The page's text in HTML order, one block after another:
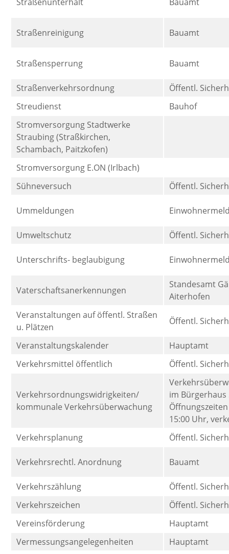
Straßenreinigung Bauamt
Straßensperrung Bauamt
Straßenverkehrsordnung
Öffentl.
Streudienst
Bauhof
Stromversorgung Stadtwerke
Straubing (Straßkirchen,
Schambach, Paitzkofen)
Stromversorgung E.ON (Irlbach)
Sühneversuch
Öffentl.
Ummeldungen
Umweltschutz Öffentl.
Unterschrifts- beglaubigung
Vaterschaftsanerkennungen
Standesamt
Aiterhofen
Veranstaltungen auf öffentl. Straßen
u. Plätzen
Öffentl.
Veranstaltungskalender
Hauptamt
Verkehrsmittel öffentlich
Öffentl.
Verkehrsordnungswidrigkeiten/
kommunale Verkehrsüberwachung
im Bürgerhaus
15:00 Uhr,
Verkehrsplanung
Öffentl.
Verkehrsrechtl. Anordnung Bauamt
Verkehrszählung
Öffentl.
Verkehrszeichen
Öffentl.
Vereinsförderung
Hauptamt
Vermessungsangelegenheiten
Hauptamt